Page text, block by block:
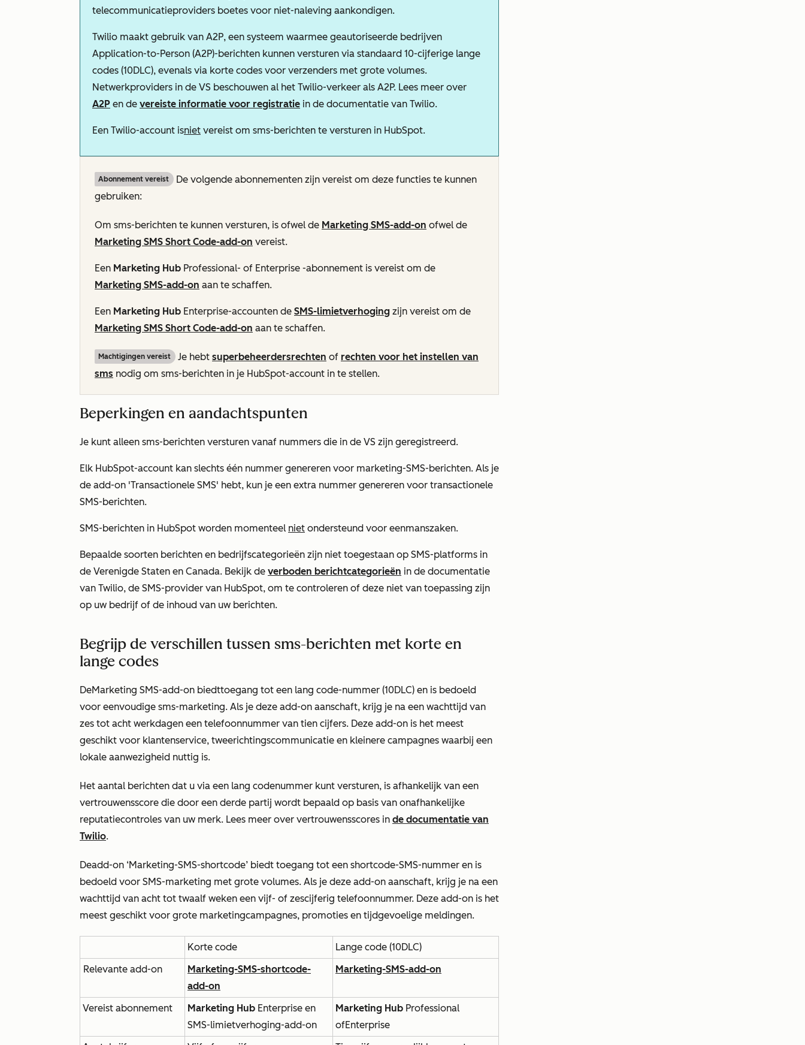
telecommunicatieproviders boetes voor niet-naleving aankondigen.
Twilio maakt gebruik van A2P, een systeem waarmee geautoriseerde bedrijven
Application-to-Person (A2P)-berichten kunnen versturen via standaard 10-cijferige lange
codes (10DLC), evenals via korte codes voor verzenders met grote volumes.
Netwerkproviders in de VS beschouwen al het Twilio-verkeer als A2P. Lees meer over
A2P en de vereiste informatie voor registratie in de documentatie van Twilio.
Een Twilio-account isniet vereist om sms-berichten te versturen in HubSpot.
Abonnement vereist
De volgende abonnementen zijn vereist om deze functies te kunnen
gebruiken:
Om sms-berichten te kunnen versturen, is ofwel de Marketing SMS-add-on ofwel de
Marketing SMS Short Code-add-on vereist.
Een Marketing Hub Professional- of Enterprise -abonnement is vereist om de
Marketing SMS-add-on aan te schaffen.
Een Marketing Hub Enterprise-accounten de SMS-limietverhoging zijn vereist om de
Marketing SMS Short Code-add-on aan te schaffen.
Machtigingen vereist Je hebt superbeheerdersrechten of rechten voor het instellen van
sms nodig om sms-berichten in je HubSpot-account in te stellen.
Beperkingen en aandachtspunten
Je kunt alleen sms-berichten versturen vanaf nummers die in de VS zijn geregistreerd.
Elk HubSpot-account kan slechts één nummer genereren voor marketing-SMS-berichten. Als je
de add-on 'Transactionele SMS' hebt, kun je een extra nummer genereren voor transactionele
SMS-berichten.
SMS-berichten in HubSpot worden momenteel niet ondersteund voor eenmanszaken.
Bepaalde soorten berichten en bedrijfscategorieën zijn niet toegestaan op SMS-platforms in
de Verenigde Staten en Canada. Bekijk de verboden berichtcategorieën in de documentatie
van Twilio, de SMS-provider van HubSpot, om te controleren of deze niet van toepassing zijn
op uw bedrijf of de inhoud van uw berichten.
Begrijp de verschillen tussen sms-berichten met korte en
lange codes
DeMarketing SMS-add-on biedttoegang tot een lang code-nummer (10DLC) en is bedoeld
voor eenvoudige sms-marketing. Als je deze add-on aanschaft, krijg je na een wachttijd van
zes tot acht werkdagen een telefoonnummer van tien cijfers. Deze add-on is het meest
geschikt voor klantenservice, tweerichtingscommunicatie en kleinere campagnes waarbij een
lokale aanwezigheid nuttig is.
Het aantal berichten dat u via een lang codenummer kunt versturen, is afhankelijk van een
vertrouwensscore die door een derde partij wordt bepaald op basis van onafhankelijke
reputatiecontroles van uw merk. Lees meer over vertrouwensscores in de documentatie van
Twilio.
Deadd-on ‘Marketing-SMS-shortcode’ biedt toegang tot een shortcode-SMS-nummer en is
bedoeld voor SMS-marketing met grote volumes. Als je deze add-on aanschaft, krijg je na een
wachttijd van acht tot twaalf weken een vijf- of zescijferig telefoonnummer. Deze add-on is het
meest geschikt voor grote marketingcampagnes, promoties en tijdgevoelige meldingen.
Korte code
Lange code (10DLC)
Relevante add-on
Marketing-SMS-shortcode-
add-on
Marketing-SMS-add-on
Vereist abonnement Marketing Hub Enterprise en
SMS-limietverhoging-add-on
Marketing Hub Professional
ofEnterprise